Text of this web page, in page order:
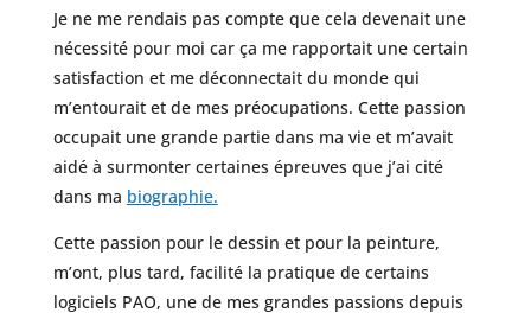
Je ne me rendais pas compte que cela devenait une
nécessité pour moi car ça me rapportait une certain
satisfaction et me déconnectait du monde qui
m’entourait et de mes préocupations. Cette passion
occupait une grande partie dans ma vie et m’avait
aidé à surmonter certaines épreuves que j’ai cité
dans ma biographie.
Cette passion pour le dessin et pour la peinture,
m’ont, plus tard, facilité la pratique de certains
logiciels PAO, une de mes grandes passions depuis